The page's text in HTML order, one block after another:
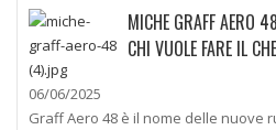
MICHE GRAFF AERO
CHI VUOLE FARE IL
06/06/2025
Graff Aero 48 è il nome delle nuove